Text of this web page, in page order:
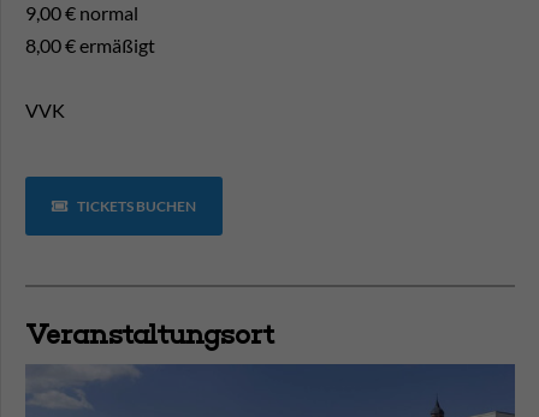
9,00 € normal
8,00 € ermäßigt
VVK
TICKETS BUCHEN
Veranstaltungsort